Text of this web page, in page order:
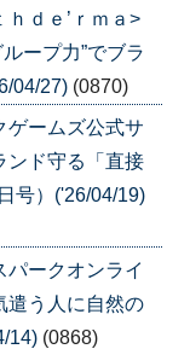
ｄｅ’ｒｍａ>
ープ力”でブラ
04/27) (0870)
ームズ公式サ
ド守る「直接
号）('26/04/19)
ークオンライ
う人に自然の
14) (0868)